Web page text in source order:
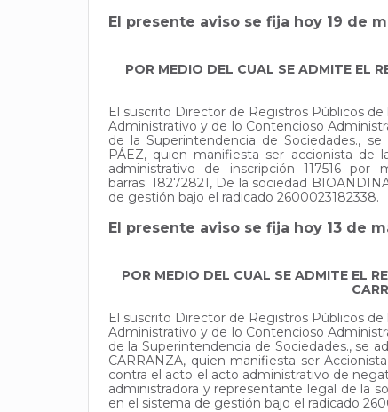
El presente aviso se fija hoy 19 de
POR MEDIO DEL CUAL SE ADMITE EL
El suscrito Director de Registros Públicos
Administrativo y de lo Contencioso
de la Superintendencia de Sociedades.,
PÁEZ, quien manifiesta ser accionista de
administrativo de inscripción 117516
barras: 18272821, De la sociedad
de gestión bajo el radicado 2600023182338.
El presente aviso se fija hoy 13 de
POR MEDIO DEL CUAL SE ADMITE EL
El suscrito Director de Registros Públicos
Administrativo y de lo Contencioso
de la Superintendencia de Sociedades., se
CARRANZA, quien manifiesta ser
contra el acto el acto administrativo de
administradora y representante legal de la
en el sistema de gestión bajo el radicado